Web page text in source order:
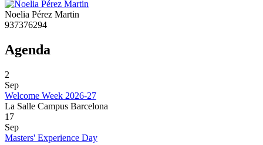
Noelia Pérez Martin
937376294
Agenda
2
Sep
Welcome Week 2026-27
La Salle Campus Barcelona
17
Sep
Masters' Experience Day